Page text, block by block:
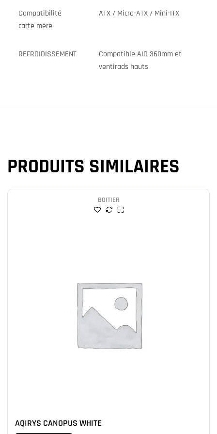
Compatibilité
carte mère
ATX / Micro-ATX / Mini-ITX
REFROIDISSEMENT
Compatible AIO 360mm et
ventirads hauts
PRODUITS SIMILAIRES
BOITIER
AQIRYS CANOPUS WHITE